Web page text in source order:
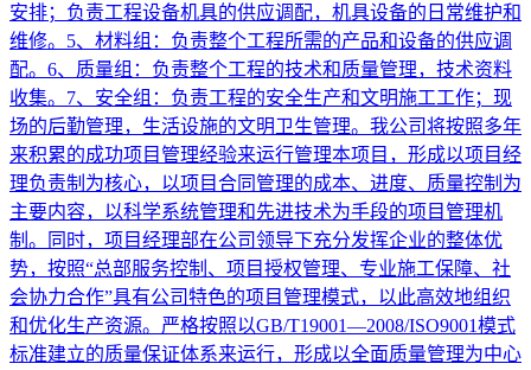
安排；负责工程设备机具的供应调配，机具设备的日常维护和
维修。5、材料组：负责整个工程所需的产品和设备的供应调
配。6、质量组：负责整个工程的技术和质量管理，技术资料
收集。7、安全组：负责工程的安全生产和文明施工工作；现
场的后勤管理，生活设施的文明卫生管理。我公司将按照多年
来积累的成功项目管理经验来运行管理本项目，形成以项目经
理负责制为核心，以项目合同管理的成本、进度、质量控制为
主要内容，以科学系统管理和先进技术为手段的项目管理机
制。同时，项目经理部在公司领导下充分发挥企业的整体优
势，按照“总部服务控制、项目授权管理、专业施工保障、社
会协力合作”具有公司特色的项目管理模式，以此高效地组织
和优化生产资源。严格按照以GB/T19001—2008/ISO9001模式
标准建立的质量保证体系来运行，形成以全面质量管理为中心